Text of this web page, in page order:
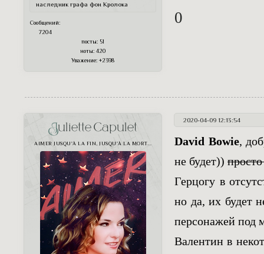
наследник графа фон Кролока
Сообщений:
7204
посты: 51
ноты:420
Уважение: +2398
0
2020-04-09 12:13:54
Juliette Capulet
AIMER JUSQU'À LA FIN, JUSQU'À LA MORT... David Bowie,
не будет))
Герцогу в
но да, их будет
персонажей под
Валентин в